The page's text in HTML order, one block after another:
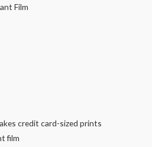
Film
credit card-sized prints
film